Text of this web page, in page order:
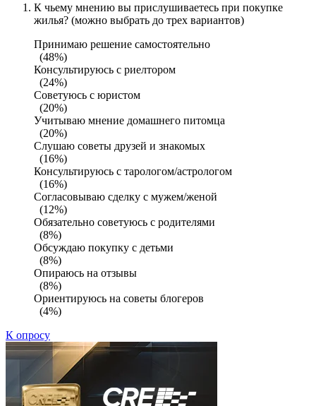
К чьему мнению вы прислушиваетесь при покупке
жилья? (можно выбрать до трех вариантов)
Принимаю решение самостоятельно
(48%)
Консультируюсь с риелтором
(24%)
Советуюсь с юристом
(20%)
Учитываю мнение домашнего питомца
(20%)
Слушаю советы друзей и знакомых
(16%)
Консультируюсь с тарологом/астрологом
(16%)
Согласовываю сделку с мужем/женой
(12%)
Обязательно советуюсь с родителями
(8%)
Обсуждаю покупку с детьми
(8%)
Опираюсь на отзывы
(8%)
Ориентируюсь на советы блогеров
(4%)
К опросу